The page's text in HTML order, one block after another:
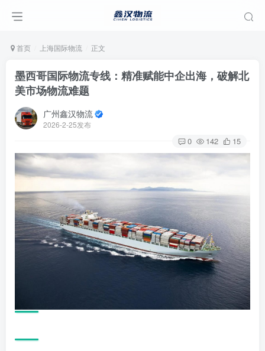
首页 上海国际物流 正文
墨西哥国际物流专线：精准赋能中企出海，破解北
美市场物流难题
广州鑫汉物流
2026-2-25发布
0 142 15